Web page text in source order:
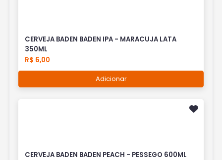
CERVEJA BADEN BADEN IPA - MARACUJA LATA
350ML
R$ 6,00
Adicionar
CERVEJA BADEN BADEN PEACH - PESSEGO 600ML